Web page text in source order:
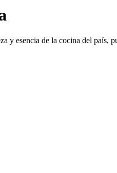
y esencia de la cocina del país,